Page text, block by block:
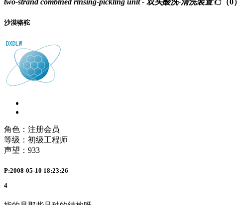
沙漠骆驼
角色：注册会员
等级：初级工程师
声望： 933
P:2008-05-10 18:23:26
4